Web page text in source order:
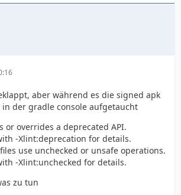
aber während es die signed apk
der gradle console aufgetaucht
or overrides a deprecated API.
-Xlint:deprecation for details.
use unchecked or unsafe operations.
-Xlint:unchecked for details.
zu tun